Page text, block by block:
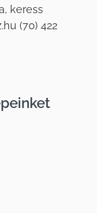
keress
(70) 422